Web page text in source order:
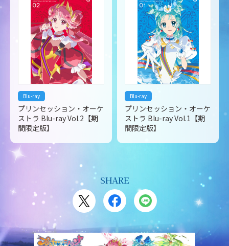
Blu-ray
プリンセッション・オーケ
ストラ Blu-ray Vol.2【期
間限定版】
Blu-ray
プリンセッション・オーケ
ストラ Blu-ray Vol.1【期
間限定版】
SHARE